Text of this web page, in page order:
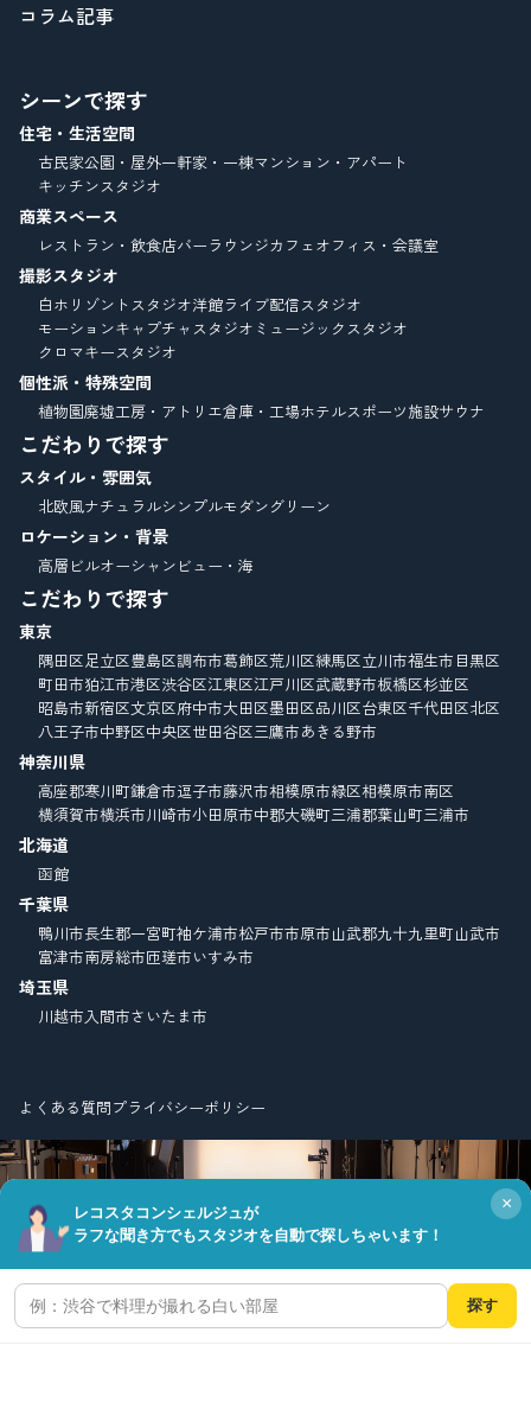
コラム記事
シーンで探す
住宅・生活空間
古民家公園・屋外一軒家・一棟マンション・アパート
キッチンスタジオ
商業スペース
レストラン・飲食店バーラウンジカフェオフィス・会議室
撮影スタジオ
白ホリゾントスタジオ洋館ライブ配信スタジオ
モーションキャプチャスタジオ ミュージックスタジオ
クロマキースタジオ
個性派・特殊空間
植物園廃墟工房・アトリエ倉庫・工場ホテルスポーツ施設サウナ
こだわりで探す
スタイル・雰囲気
北欧風ナチュラルシンプルモダングリーン
ロケーション・背景
高層ビルオーシャンビュー・海
こだわりで探す
東京
隅田区足立区豊島区調布市葛飾区荒川区練馬区立川市福生市 目黒区
町田市狛江市港区渋谷区江東区江戸川区武蔵野市板橋区杉並区
昭島市新宿区文京区府中市大田区墨田区品川区台東区千代田区北区
八王子市中野区中央区世田谷区三鷹市あきる野市
神奈川県
高座郡寒川町鎌倉市逗子市藤沢市相模原市緑区相模原市南区
横須賀市横浜市川崎市小田原市中郡大磯町三浦郡葉山町三浦市
北海道
函館
千葉県
鴨川市長生郡一宮町袖ケ浦市松戸市市原市山武郡九十九里町山武市
富津市南房総市匝瑳市いすみ市
埼玉県
川越市入間市さいたま市
よくある質問プライバシーポリシー
© Copyright FIELD CO.,LTD. all right reserved.
レコスタコンシェルジュが
ラフな聞き方でもスタジオを自動で探しちゃいます！
×
探す